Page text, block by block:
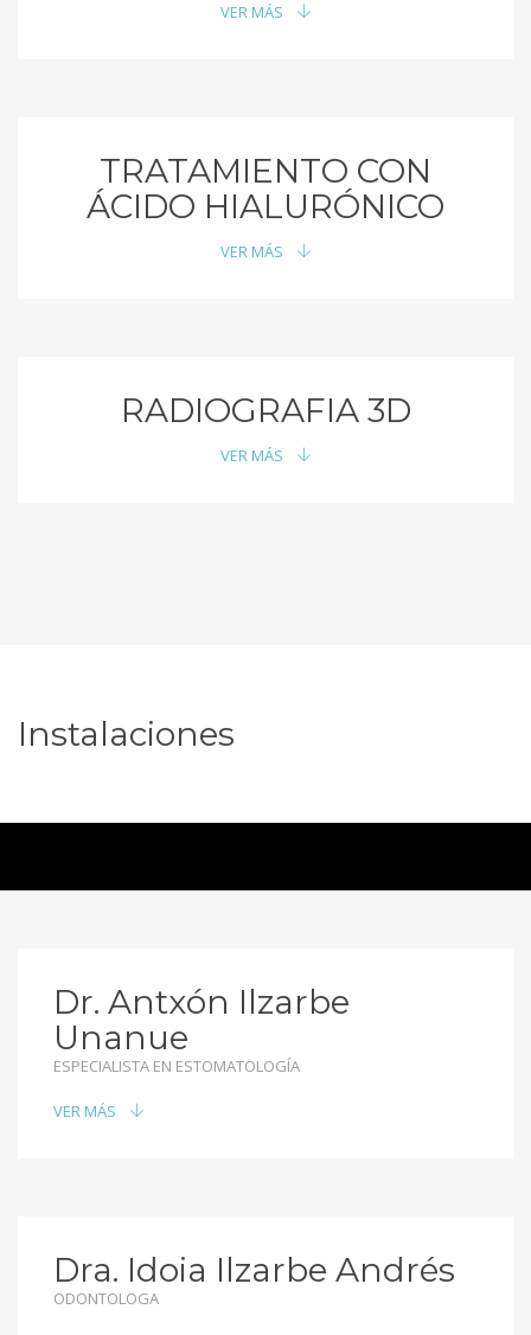
VER MÁS
TRATAMIENTO CON
ÁCIDO HIALURÓNICO
VER MÁS
RADIOGRAFIA 3D
VER MÁS
Instalaciones
Dr. Antxón Ilzarbe
Unanue
ESPECIALISTA EN ESTOMATOLOGÍA
VER MÁS
Dra. Idoia Ilzarbe Andrés
ODONTOLOGA